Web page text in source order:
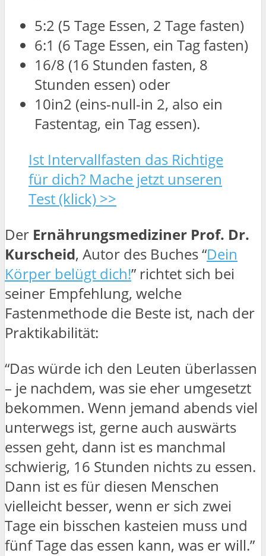
5:2 (5 Tage Essen, 2 Tage fasten)
6:1 (6 Tage Essen, ein Tag fasten)
16/8 (16 Stunden fasten, 8
Stunden essen) oder
10in2 (eins-null-in 2, also ein
Fastentag, ein Tag essen).
Ist Intervallfasten das Richtige
für dich? Mache jetzt unseren
Test (klick) >>
Der Ernährungsmediziner Prof. Dr.
Kurscheid, Autor des Buches “Dein
Körper belügt dich!” richtet sich bei
seiner Empfehlung, welche
Fastenmethode die Beste ist, nach der
Praktikabilität:
“Das würde ich den Leuten überlassen
– je nachdem, was sie eher umgesetzt
bekommen. Wenn jemand abends viel
unterwegs ist, gerne auch auswärts
essen geht, dann ist es manchmal
schwierig, 16 Stunden nichts zu essen.
Dann ist es für diesen Menschen
vielleicht besser, wenn er sich zwei
Tage ein bisschen kasteien muss und
fünf Tage das essen kann, was er will.”